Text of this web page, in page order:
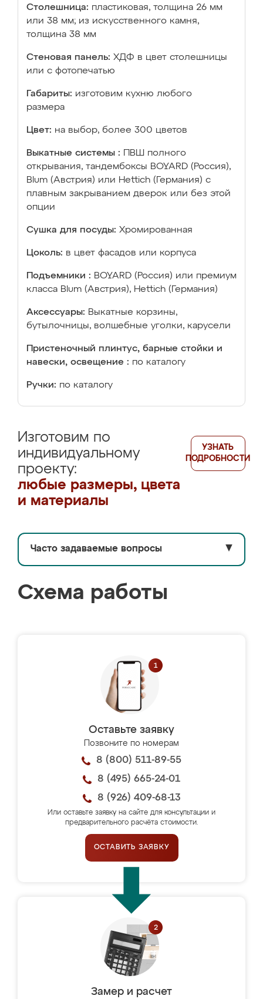
Столешница: пластиковая, толщина 26 мм
или 38 мм; из искусственного камня,
толщина 38 мм
Стеновая панель: ХДФ в цвет столешницы
или с фотопечатью
Габариты: изготовим кухню любого
размера
Цвет: на выбор, более 300 цветов
Выкатные системы :
ПВШ полного
открывания, тандембоксы BOYARD (Россия),
Blum (Австрия) или Hettich (Германия) с
плавным закрыванием дверок или без этой
опции
Сушка для посуды: Хромированная
Цоколь: в цвет фасадов или корпуса
Подъемники : BOYARD (Россия) или премиум
класса Blum (Австрия), Hettich (Германия)
Аксессуары: Выкатные корзины,
бутылочницы, волшебные уголки, карусели
Пристеночный плинтус, барные стойки и
навески, освещение : по каталогу
Ручки: по каталогу
Изготовим по
индивидуальному
проекту:
любые размеры, цвета
и материалы
УЗНАТЬ
ПОДРОБНОСТИ
Часто задаваемые вопросы ▼
Схема работы
Оставьте заявку
Позвоните по номерам
8 (800) 511-89-55
8 (495) 665-24-01
8 (926) 409-68-13
Или оставьте заявку на сайте для консультации и
предварительного расчёта стоимости.
ОСТАВИТЬ ЗАЯВКУ
Замер и расчет